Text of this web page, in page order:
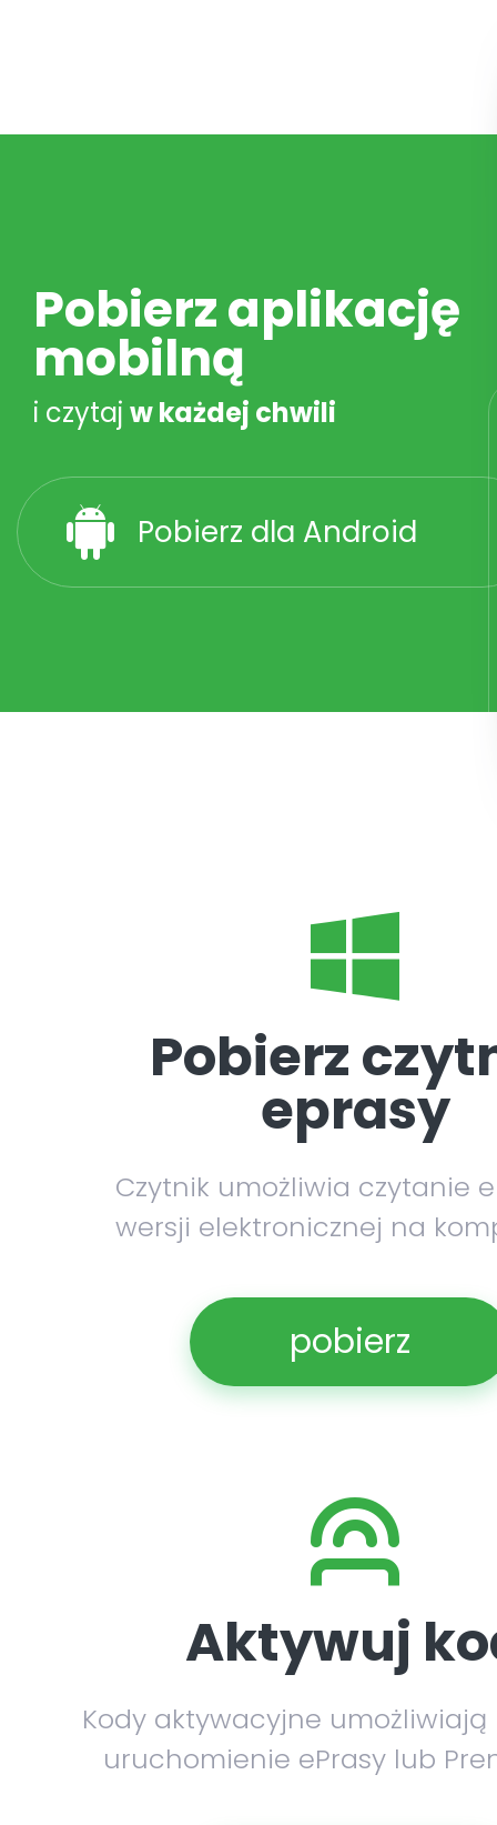
Pobierz aplikację
mobilną
i czytaj w każdej chwili
Pobierz dla Android
Pobierz
eprasy
Czytnik umożliwia czytanie
wersji elektronicznej na
pobierz
Aktywuj
Kody aktywacyjne umożliwiają
uruchomienie ePrasy lub